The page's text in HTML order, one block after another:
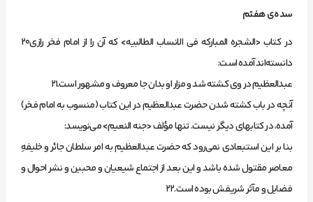
سده‌ي‌ هفتم‌
در كتاب‌ <الشجره‌ المباركه‌ في الانساب‌ الطالبيه> كه‌ آن‌ را از امام‌ فخر رازي20
دانسته‌اند آمده‌ است:
عبدالعظيم‌ در وي‌ كشته‌ شد و مزار او بدان‌ جا معروف‌ و مشهور است.21
‌آنچه‌ در باب‌ كشته‌ شدن‌ حضرت‌ عبدالعظيم‌ در اين‌ كتاب‌ (منسوب‌ به‌ امام‌ فخر)
آمده، در كتابهاي‌ ديگر نيست. تنها مؤ‌لف‌ <جنه‌ النعيم> مي‌نويسد:
بنا بر اين استبعادي‌ نمي‌رود كه‌ حضرت‌ عبدالعظيم‌ به‌ امر سلطان‌ جائر و خليفهِ‌
معاصر مقتول‌ شده‌ باشد و اين‌ بعد از اجتماع‌ شيعيان‌ و محبين‌ و نشر احوال‌ و
فضايل‌ و مآثر شريفش‌ بوده‌ است.22